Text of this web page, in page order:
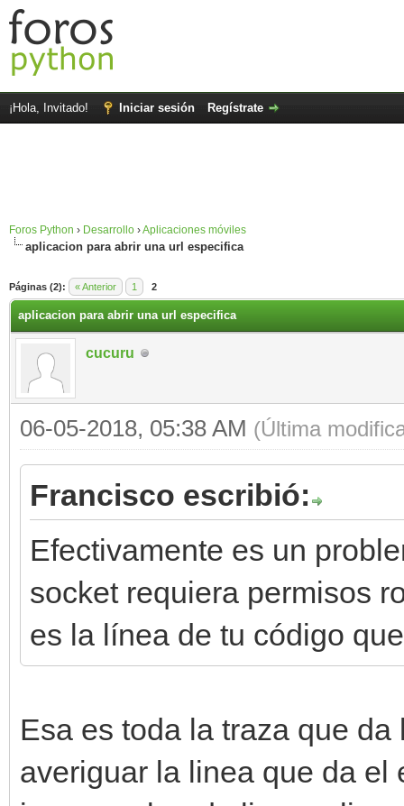
¡Hola, Invitado! Iniciar sesión Regístrate
Foros Python › Desarrollo ›Aplicaciones móviles
aplicacion para abrir una url especifica
Páginas (2): « Anterior 1 2
aplicacion para abrir una url especifica
cucuru
06-05-2018, 05:38 AM (Última
Francisco escribió:
Efectivamente es un
socket requiera permisos
es la línea de tu código
Esa es toda la traza que
averiguar la linea que da el